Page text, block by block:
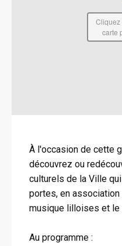
Cliquez
carte
À l'occasion de cette
découvrez ou
culturels de la Ville
portes, en
musique lilloises et le
Au programme :